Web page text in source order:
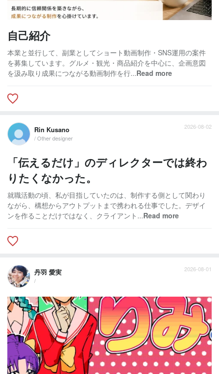
自己紹介
本業と並行して、副業としてショート動画制作・SNS運用の案件
を募集しています。グルメ・観光・商品紹介を中心に、企画意図
を汲み取り成果につながる動画制作を行...Read more
Rin Kusano
/ Other designer
2026-08-02
「伝えるだけ」のディレクターでは終わ
りたくなかった。
就職活動の頃、私が目指していたのは、制作する側として関わり
ながら、構想からアウトプットまで携われる仕事でした。デザイ
ンを作ることだけではなく、クライアント...Read more
丹羽 愛実
/
2026-08-01